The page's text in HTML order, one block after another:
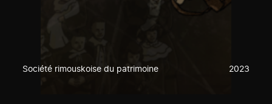
Société rimouskoise du patrimoine 2023